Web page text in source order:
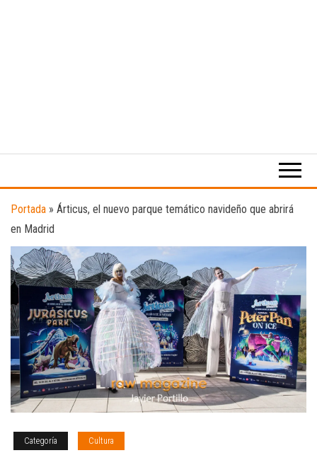
digital
el
música.
Portada » Árticus, el nuevo parque temático navideño que abrirá
en Madrid
Categoría Cultura